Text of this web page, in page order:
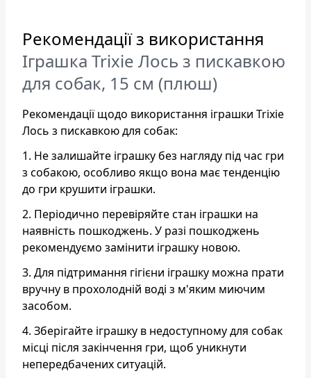
Рекомендації з використання
Іграшка Trixie Лось з пискавкою
для собак, 15 см (плюш)
Рекомендації щодо використання іграшки Trixie
Лось з пискавкою для собак:
1. Не залишайте іграшку без нагляду під час гри
з собакою, особливо якщо вона має тенденцію
до гри крушити іграшки.
2. Періодично перевіряйте стан іграшки на
наявність пошкоджень. У разі пошкоджень
рекомендуємо замінити іграшку новою.
3. Для підтримання гігієни іграшку можна прати
вручну в прохолодній воді з м'яким миючим
засобом.
4. Зберігайте іграшку в недоступному для собак
місці після закінчення гри, щоб уникнути
непередбачених ситуацій.